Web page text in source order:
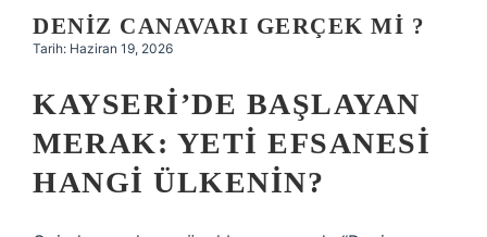
DENIZ CANAVARI GERÇEK MI ?
Tarih: Haziran 19, 2026
KAYSERI’DE BAŞLAYAN
MERAK: YETI EFSANESI
HANGI ÜLKENIN?